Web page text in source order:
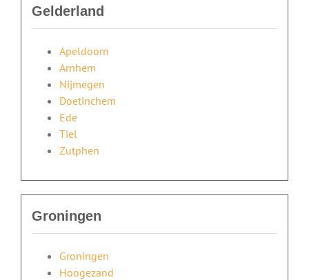
Gelderland
Apeldoorn
Arnhem
Nijmegen
Doetinchem
Ede
Tiel
Zutphen
Groningen
Groningen
Hoogezand